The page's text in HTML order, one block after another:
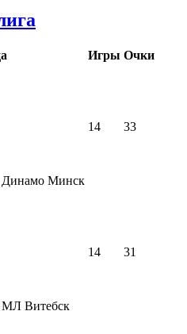
Игры Очки
Динамо Минск
14 33
МЛ Витебск
14 31